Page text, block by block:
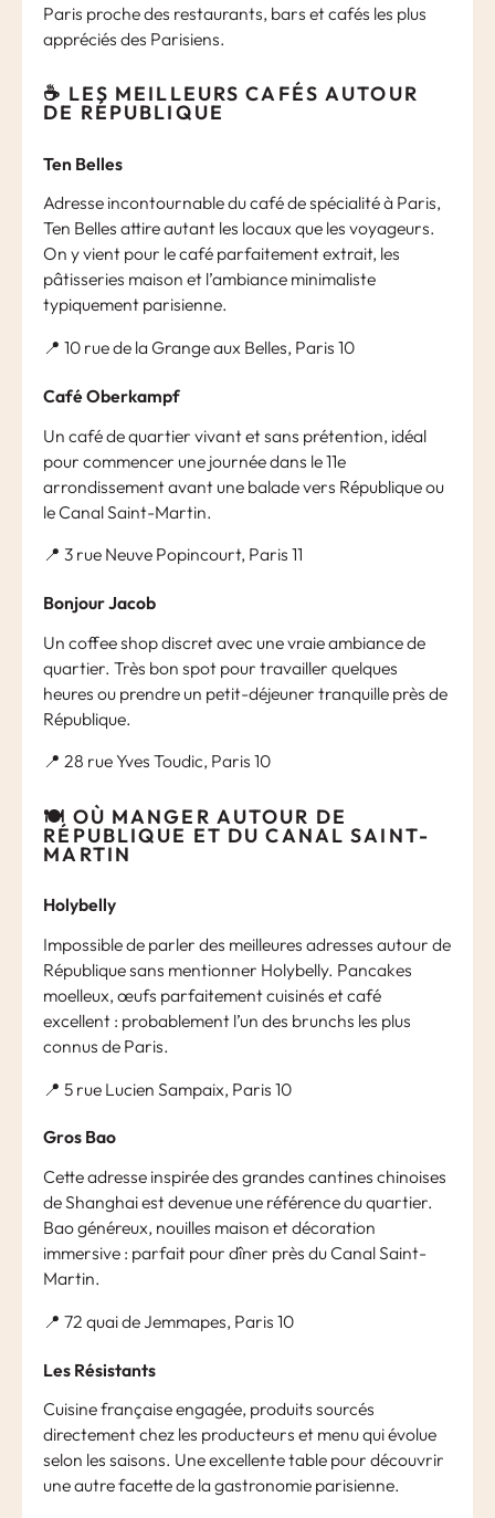
Paris proche des restaurants, bars et cafés les plus
appréciés des Parisiens.
☕ LES MEILLEURS CAFÉS AUTOUR
DE RÉPUBLIQUE
Ten Belles
Adresse incontournable du café de spécialité à Paris,
Ten Belles attire autant les locaux que les voyageurs.
On y vient pour le café parfaitement extrait, les
pâtisseries maison et l’ambiance minimaliste
typiquement parisienne.
📍 10 rue de la Grange aux Belles, Paris 10
Café Oberkampf
Un café de quartier vivant et sans prétention, idéal
pour commencer une journée dans le 11e
arrondissement avant une balade vers République ou
le Canal Saint-Martin.
📍 3 rue Neuve Popincourt, Paris 11
Bonjour Jacob
Un coffee shop discret avec une vraie ambiance de
quartier. Très bon spot pour travailler quelques
heures ou prendre un petit-déjeuner tranquille près de
République.
📍 28 rue Yves Toudic, Paris 10
🍽️ OÙ MANGER AUTOUR DE
RÉPUBLIQUE ET DU CANAL SAINT-
MARTIN
Holybelly
Impossible de parler des meilleures adresses autour de
République sans mentionner Holybelly. Pancakes
moelleux, œufs parfaitement cuisinés et café
excellent : probablement l’un des brunchs les plus
connus de Paris.
📍 5 rue Lucien Sampaix, Paris 10
Gros Bao
Cette adresse inspirée des grandes cantines chinoises
de Shanghai est devenue une référence du quartier.
Bao généreux, nouilles maison et décoration
immersive : parfait pour dîner près du Canal Saint-
Martin.
📍 72 quai de Jemmapes, Paris 10
Les Résistants
Cuisine française engagée, produits sourcés
directement chez les producteurs et menu qui évolue
selon les saisons. Une excellente table pour découvrir
une autre facette de la gastronomie parisienne.